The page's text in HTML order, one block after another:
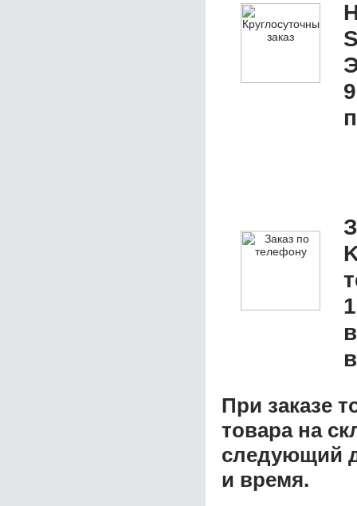
При заказе
товара на
следующий
и время.